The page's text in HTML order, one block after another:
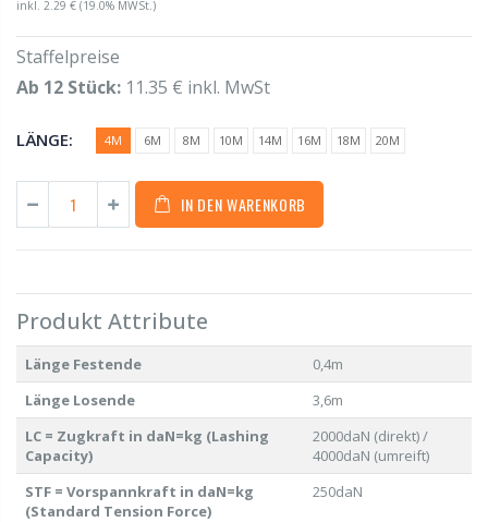
inkl. 2.29 € (19.0% MWSt.)
Staffelpreise
Ab 12 Stück: 11.35 € inkl. MwSt
LÄNGE: 4M 6M 8M 10M 14M 16M 18M 20M
IN DEN WARENKORB
Produkt Attribute
Länge Festende
0,4m
Länge Losende
3,6m
LC = Zugkraft in daN=kg (Lashing
Capacity)
2000daN (direkt) /
4000daN (umreift)
STF = Vorspannkraft in daN=kg
(Standard Tension Force)
250daN